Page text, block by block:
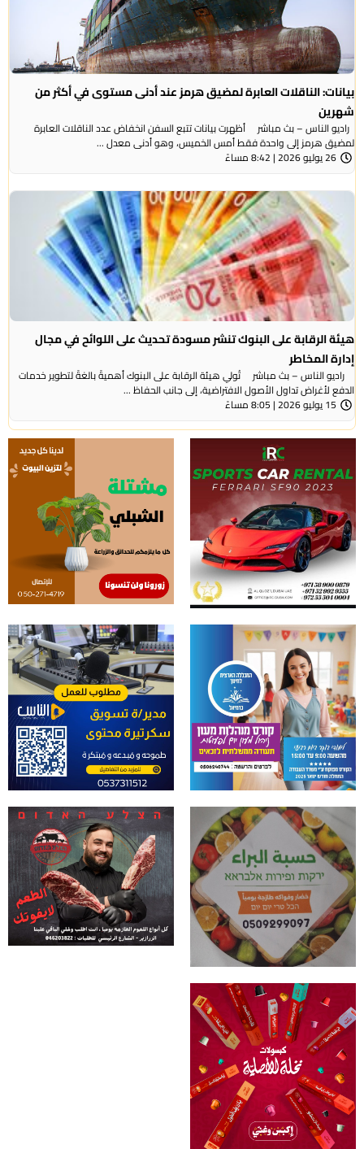
بيانات: الناقلات العابرة لمضيق هرمز عند أدنى مستوى في أكثر من
شهرين
راديو الناس – بث مباشر أظهرت بيانات تتبع السفن انخفاض عدد الناقلات العابرة
لمضيق هرمز إلى واحدة فقط أمس الخميس، وهو أدنى معدل ...
26 يوليو 2026 | 8:42 مساءً
هيئة الرقابة على البنوك تنشر مسودة تحديث على اللوائح في مجال
إدارة المخاطر
راديو الناس – بث مباشر تُولي هيئة الرقابة على البنوك أهميةً بالغةً لتطوير خدمات
الدفع لأغراض تداول الأصول الافتراضية، إلى جانب الحفاظ ...
15 يوليو 2026 | 8:05 مساءً